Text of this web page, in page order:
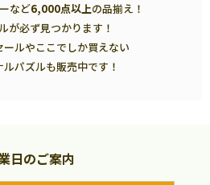
など6,000点以上の品揃え！
が必ず見つかります！
ールやここでしか買えない
パズルも販売中です！
日のご案内